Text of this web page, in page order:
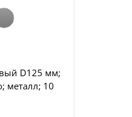
D125 мм;
металл; 10